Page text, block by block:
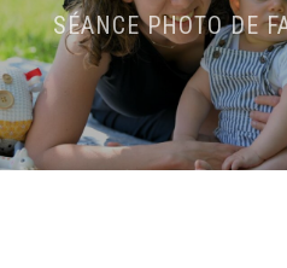
SÉANCE PHOTO DE